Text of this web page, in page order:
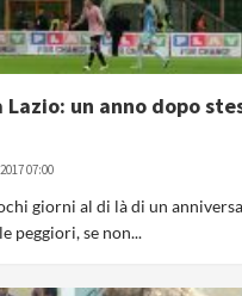
Lazio: un anno dopo
07:00
giorni al di là di un
peggiori, se non...